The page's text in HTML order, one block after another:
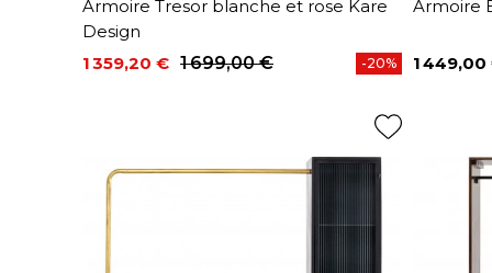
Armoire Tresor blanche et rose Kare
Design
Prix
1 359,20 €
Prix de base1 699,00 € -20%
Armoire
Prix
1 449,00